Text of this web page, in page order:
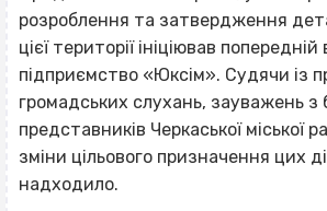
розроблення та затвердження
цієї території ініціював
підприємство «Юксім». Судячи із
громадських слухань, зауважень з
представників Черкаської міської
зміни цільового призначення цих
надходило.